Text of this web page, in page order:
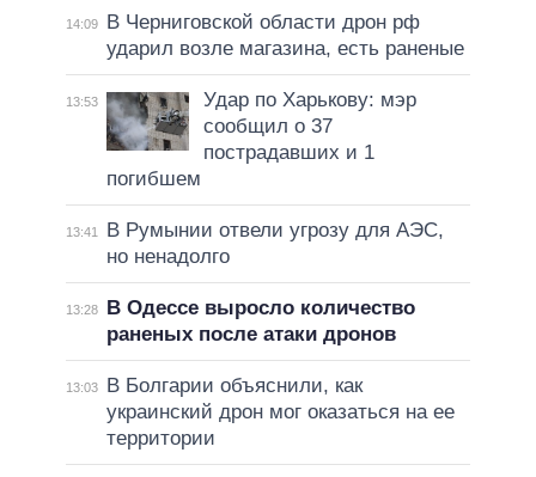
14:09
В Черниговской области дрон рф
ударил возле магазина, есть раненые
13:53
Удар по Харькову: мэр
сообщил о 37
пострадавших и 1
погибшем
13:41
В Румынии отвели угрозу для АЭС,
но ненадолго
13:28
В Одессе выросло количество
раненых после атаки дронов
13:03
В Болгарии объяснили, как
украинский дрон мог оказаться на ее
территории